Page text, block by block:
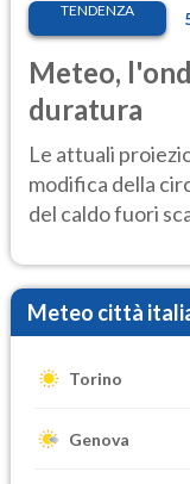
TENDENZA
Meteo,
duratura
Le attuali
modifica della
del caldo fuori
Meteo città
Torino
Genova